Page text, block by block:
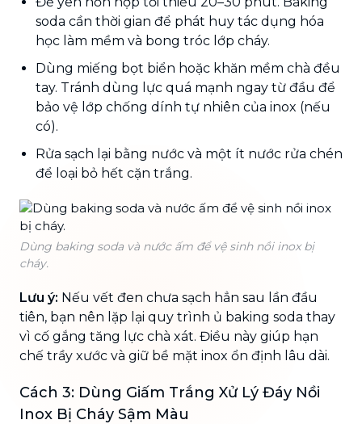
soda cần thời gian để phát huy tác dụng hóa
học làm mềm và bong tróc lớp cháy.
Dùng miếng bọt biển hoặc khăn mềm chà đều
tay. Tránh dùng lực quá mạnh ngay từ đầu để
bảo vệ lớp chống dính tự nhiên của inox (nếu
có).
Rửa sạch lại bằng nước và một ít nước rửa chén
để loại bỏ hết cặn trắng.
Dùng baking soda và nước ấm để vệ sinh nồi inox bị
cháy.
Lưu ý: Nếu vết đen chưa sạch hẳn sau lần đầu
tiên, bạn nên lặp lại quy trình ủ baking soda thay
vì cố gắng tăng lực chà xát. Điều này giúp hạn
chế trầy xước và giữ bề mặt inox ổn định lâu dài.
Cách 3: Dùng Giấm Trắng Xử Lý Đáy Nồi
Inox Bị Cháy Sậm Màu